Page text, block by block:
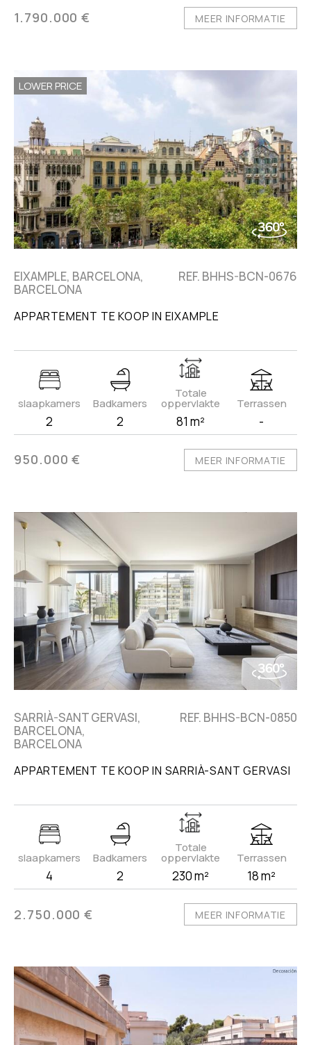
1.790.000 € MEER INFORMATIE
LOWER PRICE
EIXAMPLE, BARCELONA,
BARCELONA
REF. BHHS-BCN-0676
APPARTEMENT TE KOOP IN EIXAMPLE
slaapkamers
2
Badkamers
2
Totale
oppervlakte
81 m²
Terrassen
-
950.000 € MEER INFORMATIE
SARRIÀ-SANT GERVASI,
BARCELONA,
BARCELONA
REF. BHHS-BCN-0850
APPARTEMENT TE KOOP IN SARRIÀ-SANT GERVASI
slaapkamers
4
Badkamers
2
Totale
oppervlakte
230 m²
Terrassen
18 m²
2.750.000 € MEER INFORMATIE